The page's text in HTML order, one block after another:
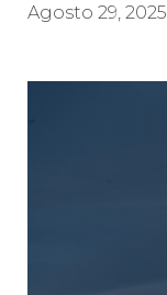
Agosto 29, 2025